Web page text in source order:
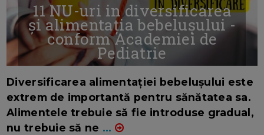
11 NU-uri in diversificarea
și alimentația bebelușului -
conform Academiei de
Pediatrie
Diversificarea alimentației bebelușului este
extrem de importantă pentru sănătatea sa.
Alimentele trebuie să fie introduse gradual,
nu trebuie să ne ...